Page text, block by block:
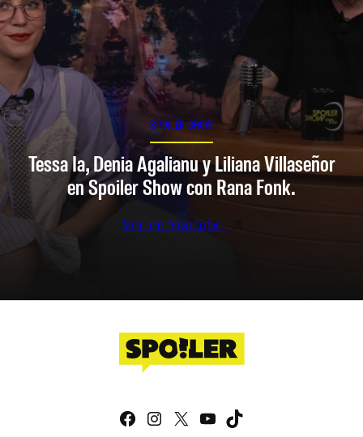
SPOILER SHOW
Tessa Ia, Denia Agalianu y Liliana Villaseñor
en Spoiler Show con Rana Fonk.
Ver en Youtube
Facebook
Instagram
X YouTube